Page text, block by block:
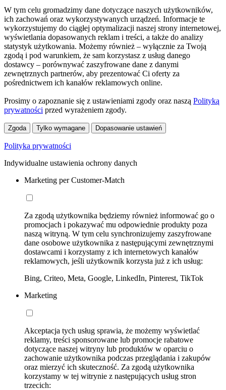
W tym celu gromadzimy dane dotyczące naszych użytkowników,
ich zachowań oraz wykorzystywanych urządzeń. Informacje te
wykorzystujemy do ciągłej optymalizacji naszej strony internetowej,
wyświetlania dopasowanych reklam i treści, a także do analizy
statystyk użytkowania. Możemy również – wyłącznie za Twoją
zgodą i pod warunkiem, że sam korzystasz z usług danego
dostawcy – porównywać zaszyfrowane dane z danymi
zewnętrznych partnerów, aby prezentować Ci oferty za
pośrednictwem ich kanałów reklamowych online.
Prosimy o zapoznanie się z ustawieniami zgody oraz naszą Polityką
prywatności przed wyrażeniem zgody.
Zgoda Tylko wymagane Dopasowanie ustawień
Polityka prywatności
Indywidualne ustawienia ochrony danych
Marketing per Customer-Match
Za zgodą użytkownika będziemy również informować go o
promocjach i pokazywać mu odpowiednie produkty poza
naszą witryną. W tym celu synchronizujemy zaszyfrowane
dane osobowe użytkownika z następującymi zewnętrznymi
dostawcami i korzystamy z ich internetowych kanałów
reklamowych, jeśli użytkownik korzysta już z ich usług:
Bing, Criteo, Meta, Google, LinkedIn, Pinterest, TikTok
Marketing
Akceptacja tych usług sprawia, że możemy wyświetlać
reklamy, treści sponsorowane lub promocje rabatowe
dotyczące naszej witryny lub produktów w oparciu o
zachowanie użytkownika podczas przeglądania i zakupów
oraz mierzyć ich skuteczność. Za zgodą użytkownika
korzystamy w tej witrynie z następujących usług stron
trzecich: